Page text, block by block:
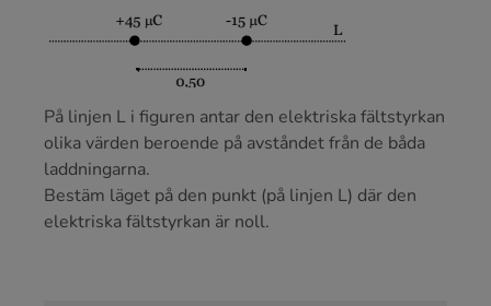
På linjen L i figuren antar den elektriska fältstyrkan
olika värden beroende på avståndet från de båda
laddningarna.
Bestäm läget på den punkt (på linjen L) där den
elektriska fältstyrkan är noll.